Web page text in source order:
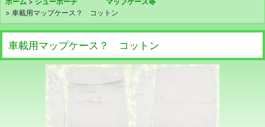
> 車載用マップケース？ コットン
車載用マップケース？ コットン